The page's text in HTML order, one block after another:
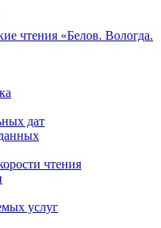
чтения «Белов. Вологда.
дат
чтения
услуг